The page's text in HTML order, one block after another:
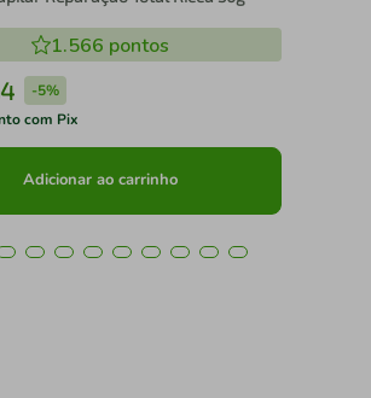
1.566 pontos
-5%
com Pix
Adicionar ao carrinho